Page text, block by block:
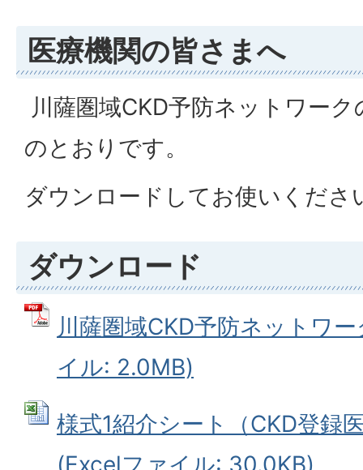
医療機関の皆さまへ
川薩圏域CKD予防ネットワー
のとおりです。
ダウンロードしてお使いくださ
ダウンロード
川薩圏域CKD予防ネットワ
イル: 2.0MB)
様式1紹介シート（CKD登録
(Excelファイル: 30.0KB)